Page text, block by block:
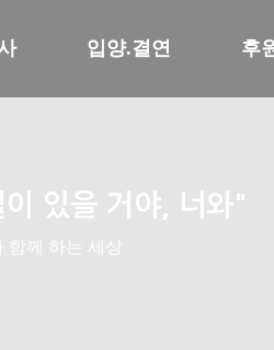
입양.결연 후
있을 거야, 너와"
함께 하는 세상